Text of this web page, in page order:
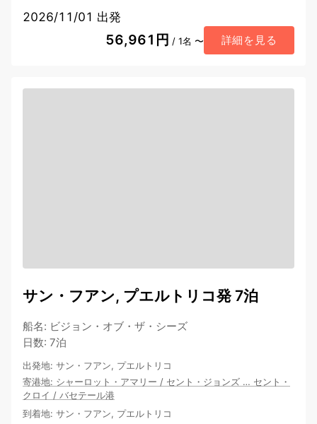
2026/11/01 出発
56,961円 / 1名 〜 詳細を見る
サン・フアン, プエルトリコ発 7泊
船名: ビジョン・オブ・ザ・シーズ
日数: 7泊
出発地: サン・フアン, プエルトリコ
寄港地: シャーロット・アマリー / セント・ジョンズ … セント・
クロイ / バセテール港
到着地: サン・フアン, プエルトリコ